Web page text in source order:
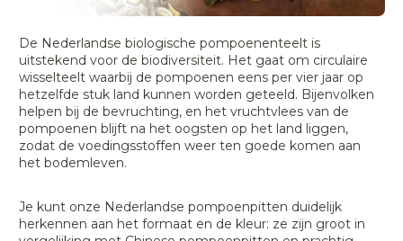
De Nederlandse biologische pompoenenteelt is
uitstekend voor de biodiversiteit. Het gaat om circulaire
wisselteelt waarbij de pompoenen eens per vier jaar op
hetzelfde stuk land kunnen worden geteeld. Bijenvolken
helpen bij de bevruchting, en het vruchtvlees van de
pompoenen blijft na het oogsten op het land liggen,
zodat de voedingsstoffen weer ten goede komen aan
het bodemleven.
Je kunt onze Nederlandse pompoenpitten duidelijk
herkennen aan het formaat en de kleur: ze zijn groot in